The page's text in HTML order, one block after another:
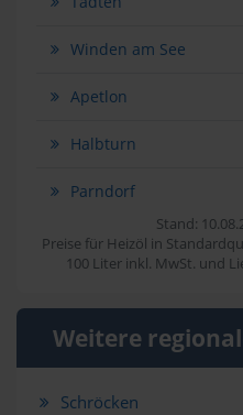
Winden am See
Apetlon
Halbturn
Parndorf
Stand:
Preise für Heizöl in
100 Liter inkl. MwSt. und
Weitere
Schröcken